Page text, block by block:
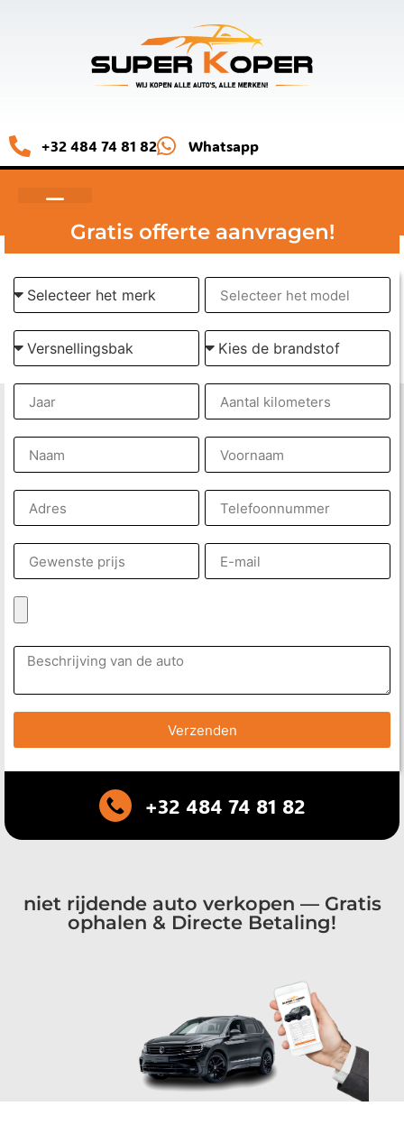
+32 484 74 81 82 Whatsapp
NIET RIJDENDE AUTO VERKOPEN
Gratis offerte aanvragen!
Verzenden
+32 484 74 81 82
niet rijdende auto verkopen — Gratis
ophalen & Directe Betaling!